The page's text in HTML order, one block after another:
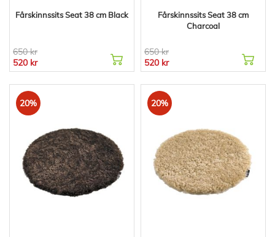
Fårskinnssits Seat 38 cm Black
650 kr
520 kr
Fårskinnssits Seat 38 cm
Charcoal
650 kr
520 kr
20% 20%